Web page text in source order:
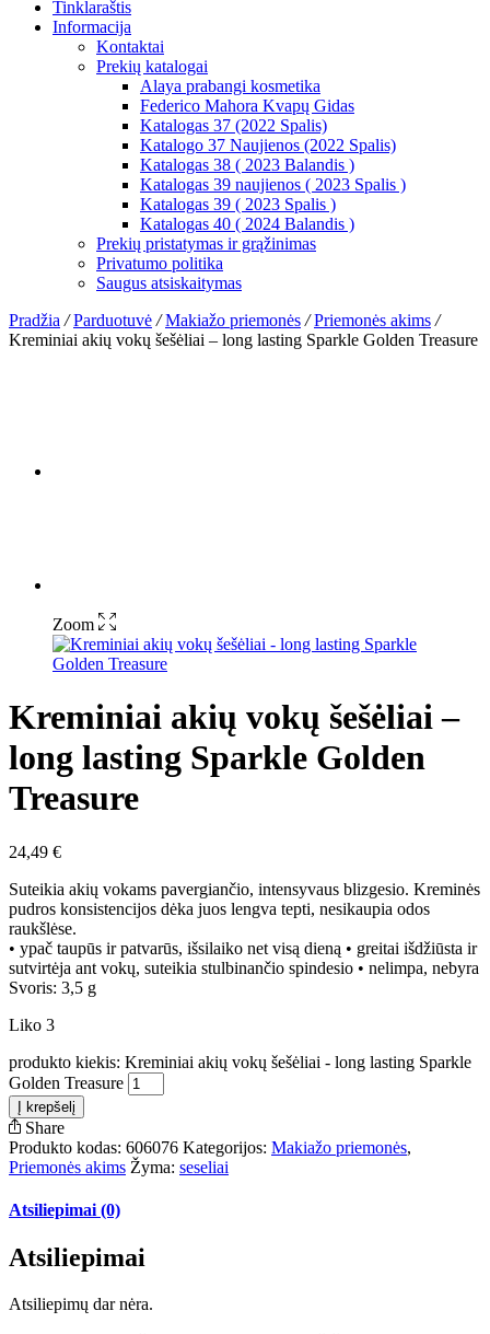
Tinklaraštis
Informacija
Kontaktai
Prekių katalogai
Alaya prabangi kosmetika
Federico Mahora Kvapų Gidas
Katalogas 37 (2022 Spalis)
Katalogo 37 Naujienos (2022 Spalis)
Katalogas 38 ( 2023 Balandis )
Katalogas 39 naujienos ( 2023 Spalis )
Katalogas 39 ( 2023 Spalis )
Katalogas 40 ( 2024 Balandis )
Prekių pristatymas ir grąžinimas
Privatumo politika
Saugus atsiskaitymas
Pradžia / Parduotuvė / Makiažo priemonės / Priemonės akims /
Kreminiai akių vokų šešėliai – long lasting Sparkle Golden Treasure
Zoom
Kreminiai akių vokų šešėliai –
long lasting Sparkle Golden
Treasure
24,49 €
Suteikia akių vokams pavergiančio, intensyvaus blizgesio. Kreminės
pudros konsistencijos dėka juos lengva tepti, nesikaupia odos
raukšlėse.
• ypač taupūs ir patvarūs, išsilaiko net visą dieną • greitai išdžiūsta ir
sutvirtėja ant vokų, suteikia stulbinančio spindesio • nelimpa, nebyra
Svoris: 3,5 g
Liko 3
produkto kiekis: Kreminiai akių vokų šešėliai - long lasting Sparkle
Golden Treasure
Į krepšelį
Share
Produkto kodas: 606076 Kategorijos: Makiažo priemonės,
Priemonės akims Žyma: seseliai
Atsiliepimai (0)
Atsiliepimai
Atsiliepimų dar nėra.